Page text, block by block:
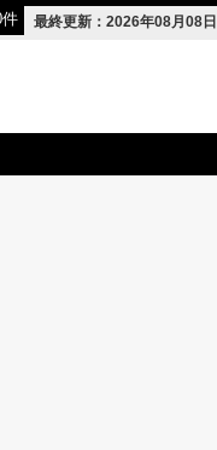
最終更新：2026年08月08日